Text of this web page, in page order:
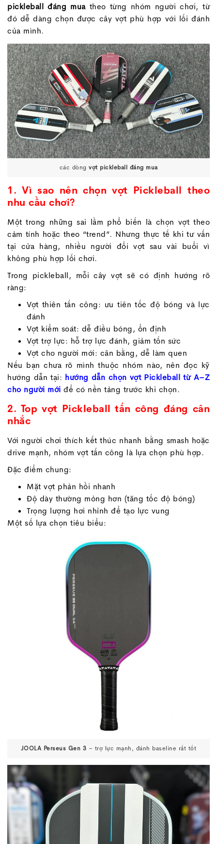
pickleball đáng muatheo từng nhóm người chơi, từ
đó dễ dàng chọn được cây vợt phù hợp với lối đánh
của mình.
các dòng vợt pickleball đáng mua
1. Vì sao nên chọn vợt Pickleball theo
nhu cầu chơi?
Một trong những sai lầm phổ biến là chọn vợt theo
cảm tính hoặc theo “trend”. Nhưng thực tế khi tư vấn
tại cửa hàng, nhiều người đổi vợt sau vài buổi vì
không phù hợp lối chơi.
Trong pickleball, mỗi cây vợt sẽ có định hướng rõ
ràng:
Vợt thiên tấn công: ưu tiên tốc độ bóng và lực
đánh
Vợt kiểm soát: dễ điều bóng, ổn định
Vợt trợ lực: hỗ trợ lực đánh, giảm tốn sức
Vợt cho người mới: cân bằng, dễ làm quen
Nếu bạn chưa rõ mình thuộc nhóm nào, nên đọc kỹ
hướng dẫn tại: hướng dẫn chọn vợt Pickleball từ A–Z
cho người mới để có nền tảng trước khi chọn.
2. Top vợt Pickleball tấn công đáng cân
nhắc
Với người chơi thích kết thúc nhanh bằng smash hoặc
drive mạnh, nhóm vợt tấn công là lựa chọn phù hợp.
Đặc điểm chung:
Mặt vợt phản hồi nhanh
Độ dày thường mỏng hơn (tăng tốc độ bóng)
Trọng lượng hơi nhỉnh để tạo lực vung
Một số lựa chọn tiêu biểu:
JOOLA Perseus Gen 3 – trợ lực mạnh, đánh baseline rất tốt